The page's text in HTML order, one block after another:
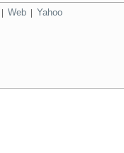
Web Yahoo